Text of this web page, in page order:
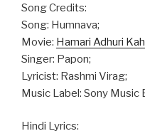
Song Credits:
Song: Humnava;
Movie: Hamari Adhuri
Singer: Papon;
Lyricist: Rashmi Virag;
Music Label: Sony
Hindi Lyrics: